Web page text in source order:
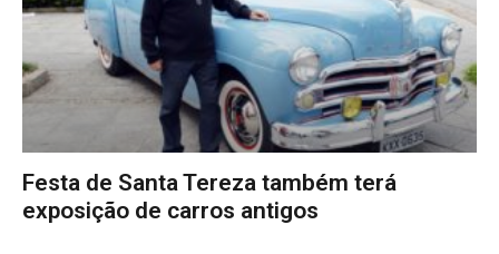
Festa de Santa Tereza também terá
exposição de carros antigos